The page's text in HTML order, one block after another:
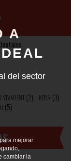
VIVADENT (2) KERR (3)
(5)
A
del sector
mejorar
cambiar la